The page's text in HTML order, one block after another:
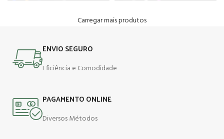
Carregar mais produtos
ENVIO SEGURO
Eficiência e Comodidade
PAGAMENTO ONLINE
Diversos Métodos